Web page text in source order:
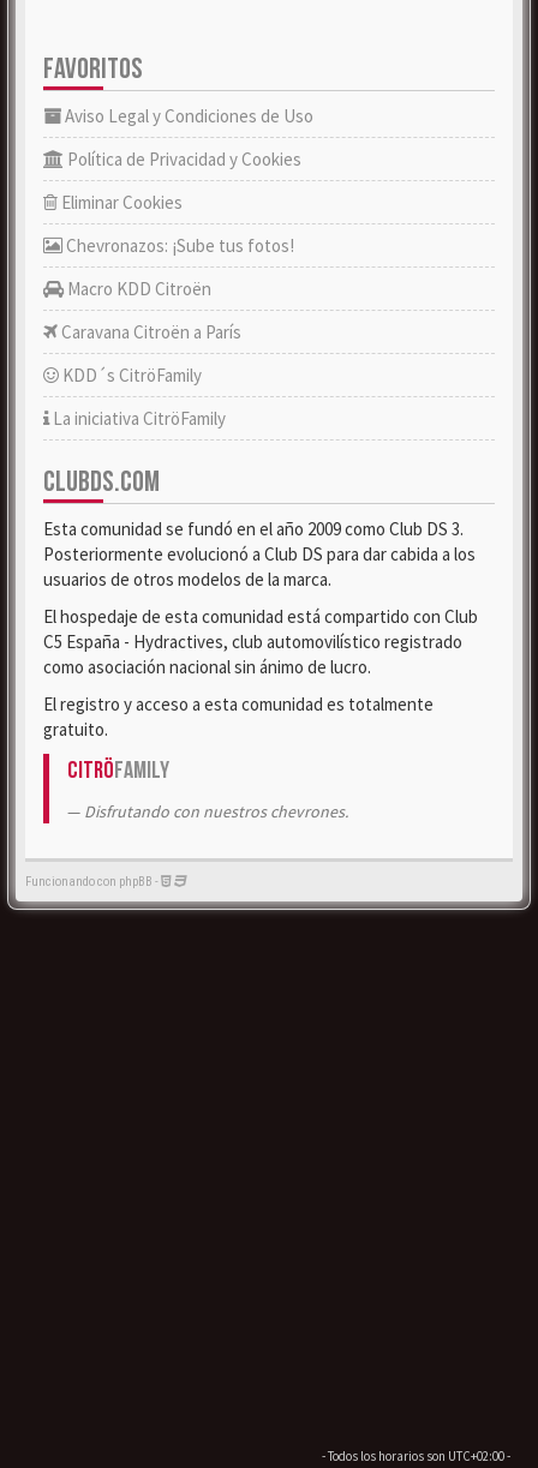
FAVORITOS
Aviso Legal y Condiciones de Uso
Política de Privacidad y Cookies
Eliminar Cookies
Chevronazos: ¡Sube tus fotos!
Macro KDD Citroën
Caravana Citroën a París
KDD´s CitröFamily
La iniciativa CitröFamily
CLUBDS.COM
Esta comunidad se fundó en el año 2009 como Club DS 3.
Posteriormente evolucionó a Club DS para dar cabida a los
usuarios de otros modelos de la marca.
El hospedaje de esta comunidad está compartido con Club
C5 España - Hydractives, club automovilístico registrado
como asociación nacional sin ánimo de lucro.
El registro y acceso a esta comunidad es totalmente
gratuito.
CitröFamily
Disfrutando con nuestros chevrones.
Funcionando con phpBB -
- Todos los horarios son UTC+02:00-